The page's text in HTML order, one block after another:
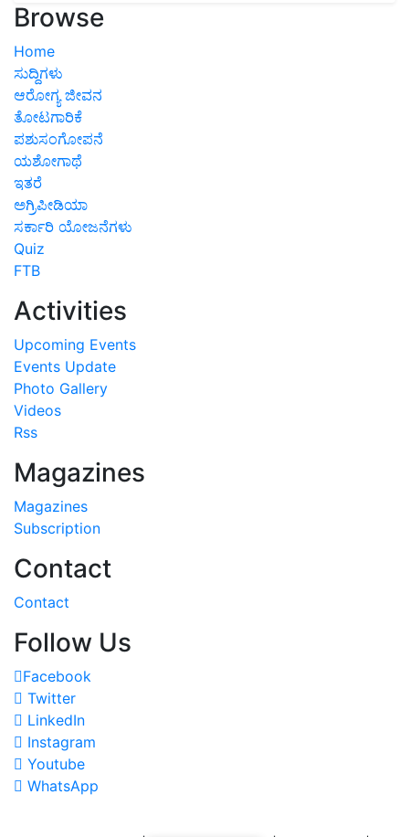
Browse
Home
ಸುದ್ದಿಗಳು
ಆರೋಗ್ಯ ಜೀವನ
ತೋಟಗಾರಿಕೆ
ಪಶುಸಂಗೋಪನೆ
ಯಶೋಗಾಥೆ
ಇತರೆ
ಅಗ್ರಿಪೀಡಿಯಾ
ಸರ್ಕಾರಿ ಯೋಜನೆಗಳು
Quiz
FTB
Activities
Upcoming Events
Events Update
Photo Gallery
Videos
Rss
Magazines
Magazines
Subscription
Contact
Contact
Follow Us
Facebook
Twitter
LinkedIn
Instagram
Youtube
WhatsApp